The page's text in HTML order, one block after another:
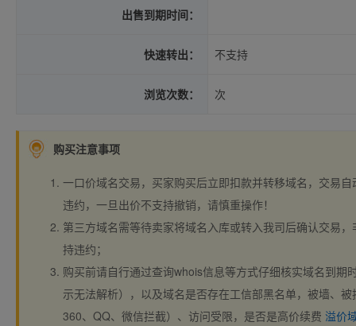
出售到期时间：
快速转出： 不支持
浏览次数： 次
购买注意事项
一口价域名交易，买家购买后立即扣款并转移域名，交易
违约，一旦出价不支持撤销，请慎重操作！
第三方域名需等待卖家将域名入库或转入我司后确认交易
持违约；
购买前请自行通过查询whois信息等方式仔细核实域名到期
示无法解析），以及域名是否存在工信部黑名单，被墙、
360、QQ、微信拦截）、访问受限，是否是高价续费 溢价